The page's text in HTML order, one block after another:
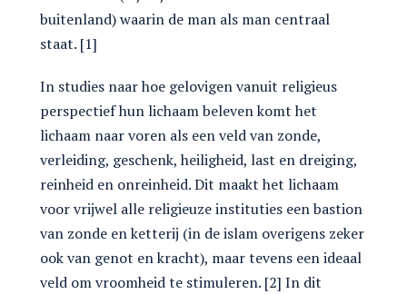
buitenland) waarin de man als man centraal
staat. [1]
In studies naar hoe gelovigen vanuit religieus
perspectief hun lichaam beleven komt het
lichaam naar voren als een veld van zonde,
verleiding, geschenk, heiligheid, last en dreiging,
reinheid en onreinheid. Dit maakt het lichaam
voor vrijwel alle religieuze instituties een bastion
van zonde en ketterij (in de islam overigens zeker
ook van genot en kracht), maar tevens een ideaal
veld om vroomheid te stimuleren. [2] In dit